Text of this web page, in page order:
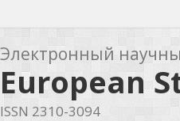
Электронный
European
ISSN 2310-3094